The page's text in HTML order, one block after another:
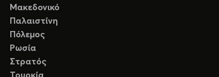
Μακεδονικό
Παλαιστίνη
Πόλεμος
Ρωσία
Στρατός